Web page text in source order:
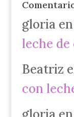
gloria en
leche de
Beatriz
con